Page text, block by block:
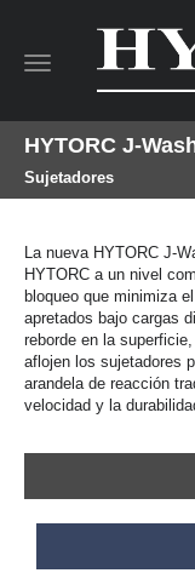
Toggle
HYTORC J-
Sujetadores
La nueva HYTORC J-
HYTORC a un nivel
bloqueo que minimiza
apretados bajo cargas
reborde en la
aflojen los sujetadores
arandela de reacción
velocidad y la